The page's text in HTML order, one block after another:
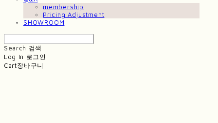
membership
Pricing Adjustment
SHOWROOM
Search 검색
Log In 로그인
Cart장바구니